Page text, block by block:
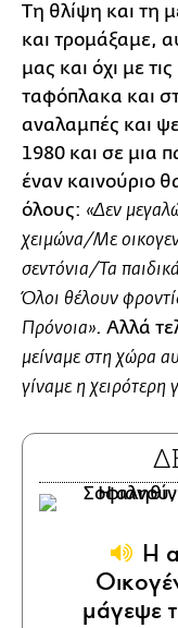
Τη θλίψη και τη
και τρομάξαμε,
μας και όχι με
ταφόπλακα και
αναλαμπές και
1980 και σε μια
έναν καινούριο
όλους: «Δεν
χειμώνα/Με
σεντόνια/Τα
Όλοι θέλουν
Πρόνοια». Αλλά
μείναμε στη χώρα
γίναμε η χειρότερη
Η
μάγεψε